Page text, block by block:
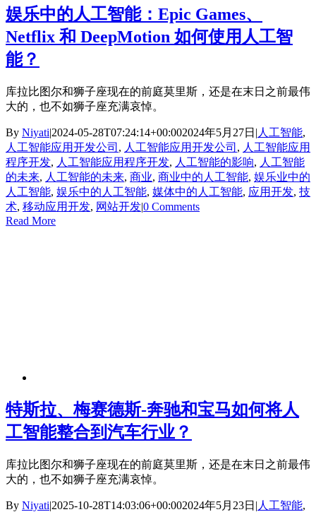
娱乐中的人工智能：Epic Games、
Netflix 和 DeepMotion 如何使用人工智
能？
库拉比图尔和狮子座现在的前庭莫里斯，还是在末日之前最伟
大的，也不如狮子座充满哀悼。
By Niyati|2024-05-28T07:24:14+00:002024年5月27日 | 人工智能,
人工智能应用开发公司 , 人工智能应用开发公司 , 人工智能应用
程序开发, 人工智能应用程序开发, 人工智能的影响, 人工智能
的未来, 人工智能的未来, 商业, 商业中的人工智能, 娱乐业中的
人工智能, 娱乐中的人工智能, 媒体中的人工智能, 应用开发, 技
术, 移动应用开发, 网站开发|0 Comments
Read More
特斯拉、梅赛德斯-奔驰和宝马如何将人
工智能整合到汽车行业？
库拉比图尔和狮子座现在的前庭莫里斯，还是在末日之前最伟
大的，也不如狮子座充满哀悼。
By Niyati|2025-10-28T14:03:06+00:002024年5月23日 | 人工智能,